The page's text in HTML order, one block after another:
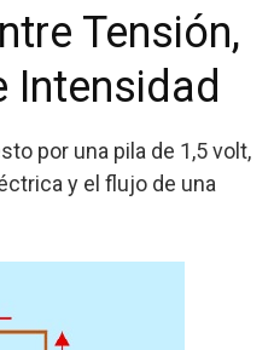
Tensión,
Intensidad
por una pila de 1,5 volt,
y el flujo de una